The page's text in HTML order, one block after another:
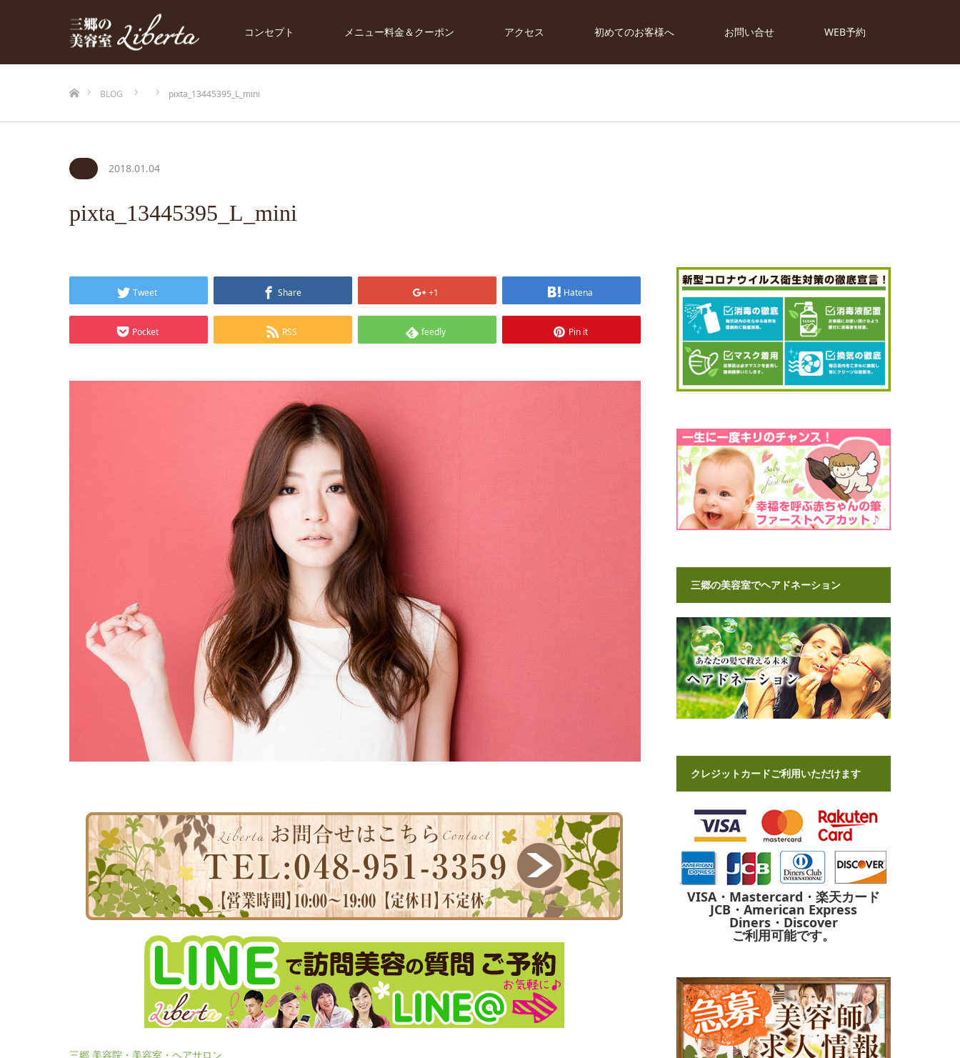
コンセプト メニュー料金＆クーポン アクセス 初めてのお客様へ お問い合せ WEB予約
BLOG
pixta_13445395_L_mini
2018.01.04
pixta_13445395_L_mini
Tweet Share +1 Hatena
Pocket RSS feedly Pin it
三郷 美容院・美容室・ヘアサロン
三郷の美容室でヘアドネーション
クレジットカードご利用いただけます
VISA・Mastercard・楽天カード
JCB・American Express
Diners・Discover
ご利用可能です。